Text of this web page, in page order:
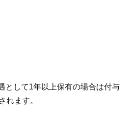
として1年以上保有の場合は付与
れます。